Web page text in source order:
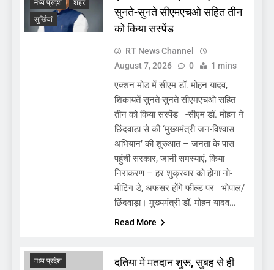
मध्य प्रदेश
शहर
सुर्खियां
सुनते-सुनते सीएमएचओ सहित तीन
को किया सस्पेंड
RT News Channel
August 7, 2026
0 1 mins
एक्शन मोड में सीएम डॉ. मोहन यादव,
शिकायतें सुनते-सुनते सीएमएचओ सहित
तीन को किया सस्पेंड -सीएम डॉ. मोहन ने
छिंदवाड़ा से की ‘मुख्यमंत्री जन-विश्वास
अभियान’ की शुरुआत – जनता के पास
पहुंची सरकार, जानी समस्याएं, किया
निराकरण – हर शुक्रवार को होगा नो-
मीटिंग डे, अफसर होंगे फील्ड पर भोपाल/
छिंदवाड़ा। मुख्यमंत्री डॉ. मोहन यादव…
Read More
मध्य प्रदेश
दतिया में मतदान शुरू, सुबह से ही